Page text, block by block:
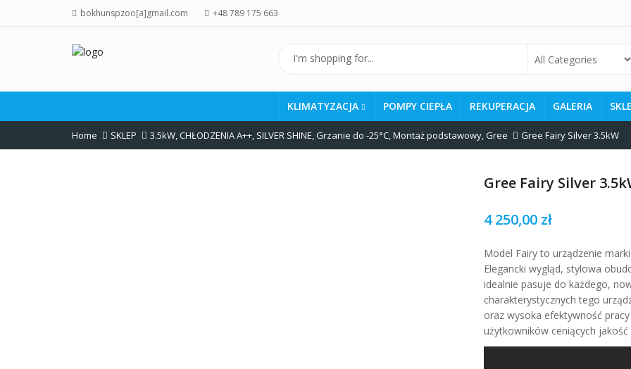
bokhunspzoo[a]gmail.com +48 789 175 663
KLIMATYZACJA POMPY CIEPŁA REKUPERACJA GALERIA
Home SKLEP 3.5kW,CHŁODZENIA A++, SILVER SHINE,Grzanie do -25°C,Montaż podstawowy,Gree Gree Fairy Silver 3.5kW
Gree Fairy Silver
4 250,00 zł
Model Fairy to urządzenie
Elegancki wygląd, stylowa
idealnie pasuje do każdego,
charakterystycznych tego
oraz wysoka efektywność
użytkowników ceniących